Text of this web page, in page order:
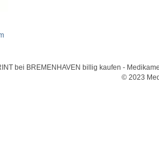
bei BREMENHAVEN billig kaufen -
© 2023